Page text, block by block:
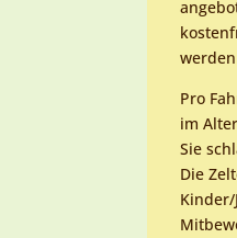
Pro
im
Sie
Die